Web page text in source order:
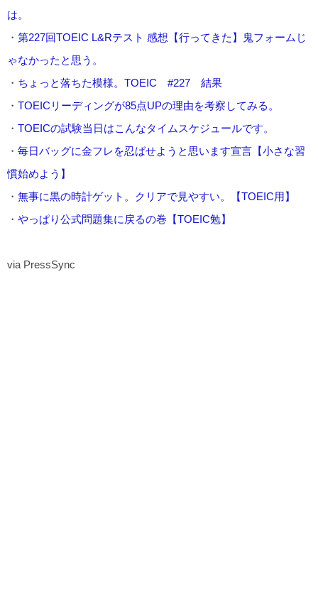
は。
・ 第227回TOEIC L&Rテスト 感想【行ってきた】鬼フォームじ
ゃなかったと思う。
・ ちょっと落ちた模様。TOEIC #227 結果
・ TOEICリーディングが85点UPの理由を考察してみる。
・ TOEICの試験当日はこんなタイムスケジュールです。
・ 毎日バッグに金フレを忍ばせようと思います宣言【小さな習
慣始めよう】
・ 無事に黒の時計ゲット。クリアで見やすい。【TOEIC用】
・ やっぱり公式問題集に戻るの巻【TOEIC勉】
via PressSync